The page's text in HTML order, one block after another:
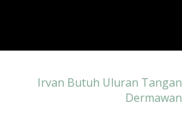
Irvan Butuh Uluran Tangan
Dermawan